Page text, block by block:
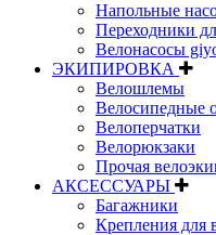
Напольные
Переходники
Велонасосы
ЭКИПИРОВКА
Велошлемы
Велосипедные
Велоперчатки
Велорюкзаки
Прочая
АКСЕССУАРЫ
Багажники
Крепления для